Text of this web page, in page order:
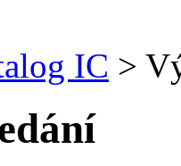
IC >